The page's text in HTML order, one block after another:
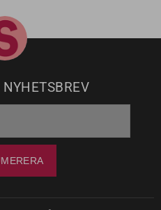
NYHETSBREV